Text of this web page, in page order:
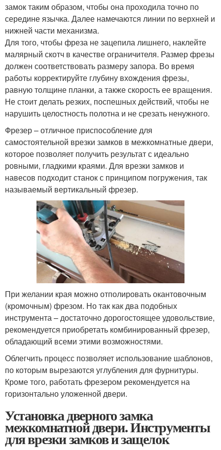
замок таким образом, чтобы она проходила точно по
середине язычка. Далее намечаются линии по верхней и
нижней части механизма.
Для того, чтобы фреза не зацепила лишнего, наклейте
малярный скотч в качестве ограничителя. Размер фрезы
должен соответствовать размеру запора. Во время
работы корректируйте глубину вхождения фрезы,
равную толщине планки, а также скорость ее вращения.
Не стоит делать резких, поспешных действий, чтобы не
нарушить целостность полотна и не срезать ненужного.
Фрезер – отличное приспособление для
самостоятельной врезки замков в межкомнатные двери,
которое позволяет получить результат с идеально
ровными, гладкими краями. Для врезки замков и
навесов подходит станок с принципом погружения, так
называемый вертикальный фрезер.
При желании края можно отполировать окантовочным
(кромочным) фрезом. Но так как два подобных
инструмента – достаточно дорогостоящее удовольствие,
рекомендуется приобретать комбинированный фрезер,
обладающий всеми этими возможностями.
Облегчить процесс позволяет использование шаблонов,
по которым вырезаются углубления для фурнитуры.
Кроме того, работать фрезером рекомендуется на
горизонтально уложенной двери.
Установка дверного замка
межкомнатной двери. Инструменты
для врезки замков и защелок